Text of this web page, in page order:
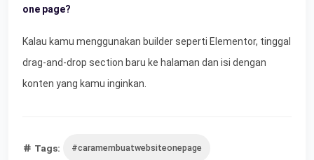
one page?
Kalau kamu menggunakan builder seperti Elementor, tinggal
drag-and-drop section baru ke halaman dan isi dengan
konten yang kamu inginkan.
Tags: #caramembuatwebsiteonepage